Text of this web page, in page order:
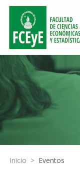
Inicio > Eventos